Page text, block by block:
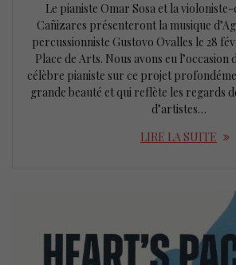
Le pianiste Omar Sosa et la
Cañizares présenteront la musique
percussionniste Gustovo Ovalles le 28
Place de Arts. Nous avons eu l’occasion
célèbre pianiste sur ce projet
grande beauté et qui reflète les regards
d’artistes…
LIRE LA SUITE